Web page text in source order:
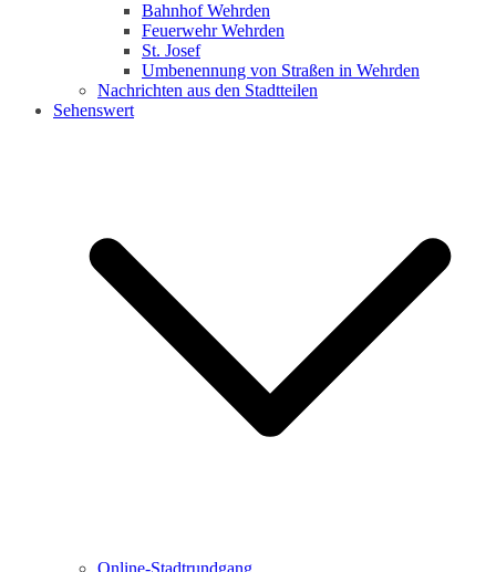
Bahnhof Wehrden
Feuerwehr Wehrden
St. Josef
Umbenennung von Straßen in Wehrden
Nachrichten aus den Stadtteilen
Sehenswert